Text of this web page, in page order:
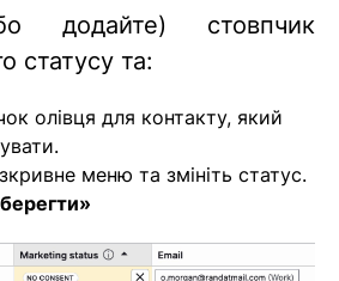
додайте) стовпчик
статусу та:
олівця для контакту, який
меню та змініть статус.